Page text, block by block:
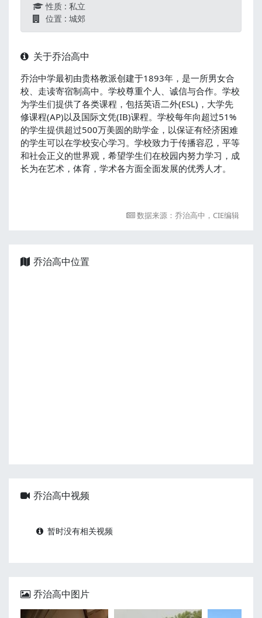
性质 : 私立
位置 : 城郊
关于乔治高中
乔治中学最初由贵格教派创建于1893年，是一所男女合
校、走读寄宿制高中。学校尊重个人、诚信与合作。学校
为学生们提供了各类课程，包括英语二外(ESL)，大学先
修课程(AP)以及国际文凭(IB)课程。学校每年向超过51%
的学生提供超过500万美圆的助学金，以保证有经济困难
的学生可以在学校安心学习。学校致力于传播容忍，平等
和社会正义的世界观，希望学生们在校园内努力学习，成
长为在艺术，体育，学术各方面全面发展的优秀人才。
数据来源：乔治高中，CIE编辑
乔治高中位置
乔治高中视频
暂时没有相关视频
乔治高中图片